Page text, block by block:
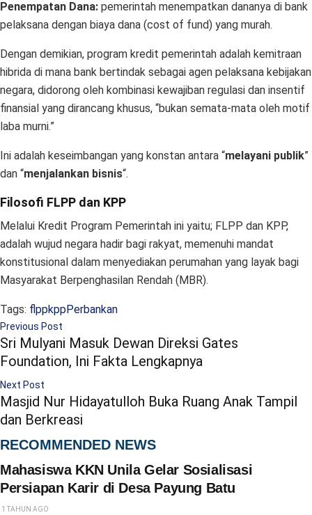
Penempatan Dana: pemerintah menempatkan dananya di bank
pelaksana dengan biaya dana (cost of fund) yang murah.
Dengan demikian, program kredit pemerintah adalah kemitraan
hibrida di mana bank bertindak sebagai agen pelaksana kebijakan
negara, didorong oleh kombinasi kewajiban regulasi dan insentif
finansial yang dirancang khusus, “bukan semata-mata oleh motif
laba murni.”
Ini adalah keseimbangan yang konstan antara “melayani publik”
dan “menjalankan bisnis“.
Filosofi FLPP dan KPP
Melalui Kredit Program Pemerintah ini yaitu; FLPP dan KPP,
adalah wujud negara hadir bagi rakyat, memenuhi mandat
konstitusional dalam menyediakan perumahan yang layak bagi
Masyarakat Berpenghasilan Rendah (MBR).
Tags: flppkppPerbankan
Previous Post
Sri Mulyani Masuk Dewan Direksi Gates
Foundation, Ini Fakta Lengkapnya
Next Post
Masjid Nur Hidayatulloh Buka Ruang Anak Tampil
dan Berkreasi
RECOMMENDED NEWS
Mahasiswa KKN Unila Gelar Sosialisasi
Persiapan Karir di Desa Payung Batu
1 TAHUN AGO